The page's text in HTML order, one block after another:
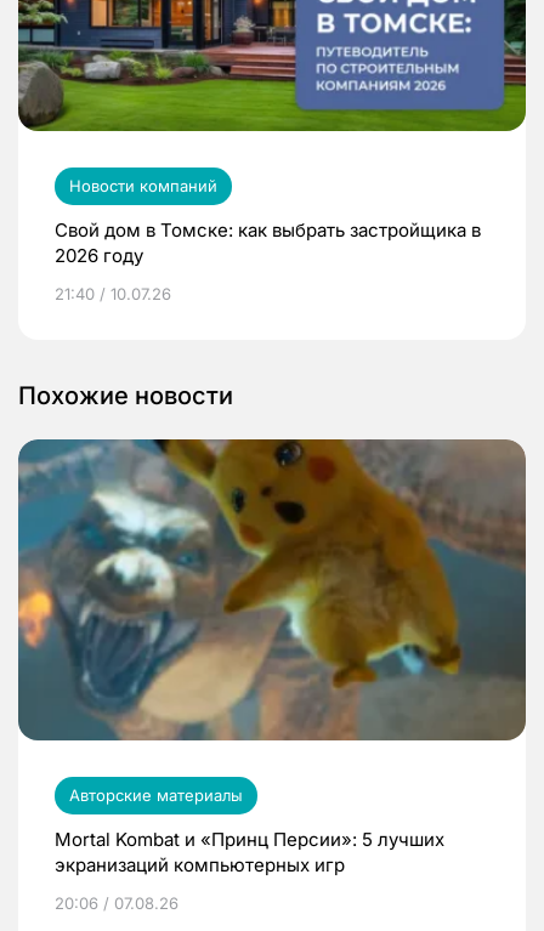
Новости компаний
Свой дом в Томске: как выбрать застройщика в
2026 году
21:40 / 10.07.26
Похожие новости
Авторские материалы
Mortal Kombat и «Принц Персии»: 5 лучших
экранизаций компьютерных игр
20:06 / 07.08.26